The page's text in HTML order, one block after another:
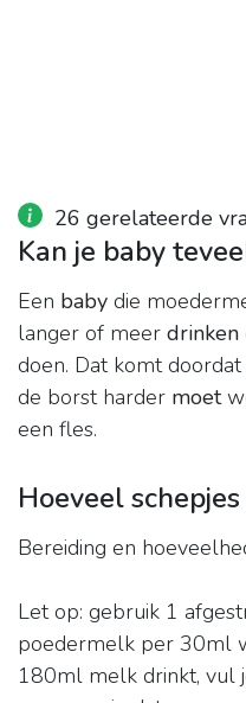
26 gerelateerde
Kan je baby
Een baby die
langer of meer drinken
doen. Dat komt doordat
de borst harder moet
een fles.
Hoeveel
Bereiding en
Let op: gebruik 1
poedermelk per 30ml
180ml melk drinkt, vul